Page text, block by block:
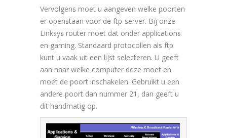
Vervolgens moet u aangeven welke poorten
er openstaan voor de ftp-server. Bij onze
Linksys router moet dat onder applications
en gaming. Standaard protocollen als ftp
kunt u vaak uit een lijst selecteren. U geeft
aan naar welke computer deze moet en
moet de poort inschakelen. Gebruikt u een
andere poort dan nummer 21, dan geeft u
dit handmatig op.